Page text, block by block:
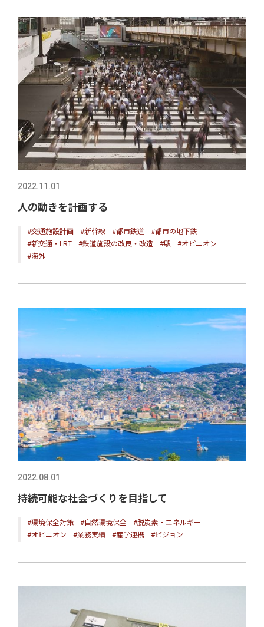
2022.11.01
人の動きを計画する
#交通施設計画 #新幹線 #都市鉄道
#都市の地下鉄
#新交通・LRT
#鉄道施設の改良・改造 #駅
#オピニオン
#海外
2022.08.01
持続可能な社会づくりを目指して
#環境保全対策 #自然環境保全
#脱炭素・エネルギー
#オピニオン
#業務実績 #産学連携 #ビジョン